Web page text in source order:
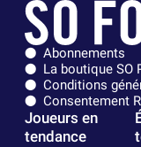
Abonnements
La boutique SO
Conditions
Consentement
Joueurs en
tendance